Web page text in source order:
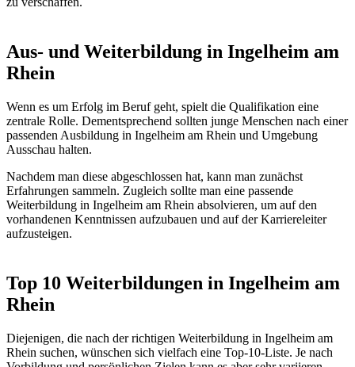
Aus- und Weiterbildung in Ingelheim am
Rhein
Wenn es um Erfolg im Beruf geht, spielt die Qualifikation eine
zentrale Rolle. Dementsprechend sollten junge Menschen nach einer
passenden Ausbildung in Ingelheim am Rhein und Umgebung
Ausschau halten.
Nachdem man diese abgeschlossen hat, kann man zunächst
Erfahrungen sammeln. Zugleich sollte man eine passende
Weiterbildung in Ingelheim am Rhein absolvieren, um auf den
vorhandenen Kenntnissen aufzubauen und auf der Karriereleiter
aufzusteigen.
Top 10 Weiterbildungen in Ingelheim am
Rhein
Diejenigen, die nach der richtigen Weiterbildung in Ingelheim am
Rhein suchen, wünschen sich vielfach eine Top-10-Liste. Je nach